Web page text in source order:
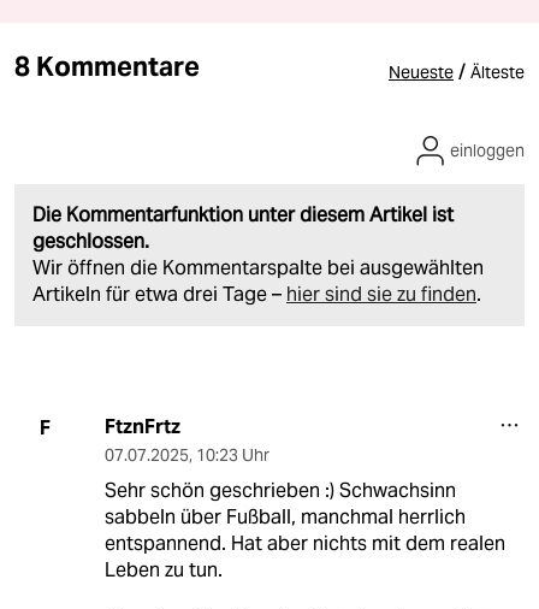
8 Kommentare Neueste / Älteste
Die Kommentarfunktion unter diesem Artikel ist
geschlossen.
Wir öffnen die Kommentarspalte bei ausgewählten
Artikeln für etwa drei Tage – hier sind sie zu finden.
einloggen
F FtznFrtz
07.07.2025, 10:23 Uhr
Sehr schön geschrieben :) Schwachsinn
sabbeln über Fußball, manchmal herrlich
entspannend. Hat aber nichts mit dem realen
Leben zu tun.